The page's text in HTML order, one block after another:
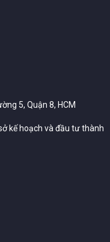
5, Quận 8, HCM
kế hoạch và đầu tư thành